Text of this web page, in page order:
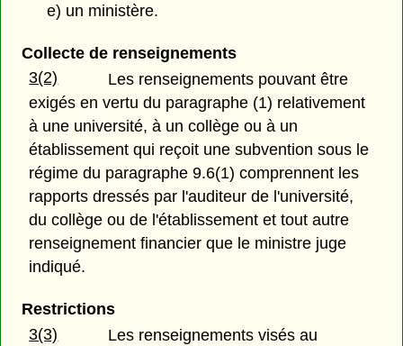
e) un ministère.
Collecte de renseignements
3(2)
Les renseignements pouvant être
exigés en vertu du paragraphe (1) relativement
à une université, à un collège ou à un
établissement qui reçoit une subvention sous le
régime du paragraphe 9.6(1) comprennent les
rapports dressés par l'auditeur de l'université,
du collège ou de l'établissement et tout autre
renseignement financier que le ministre juge
indiqué.
Restrictions
3(3)
Les renseignements visés au